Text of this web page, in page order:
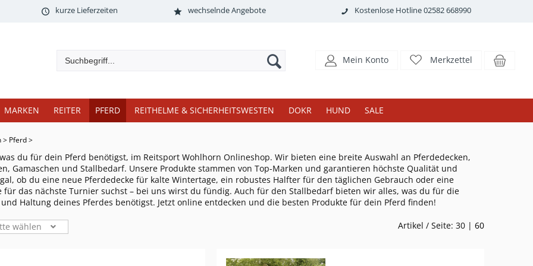
kurze Lieferzeiten wechselnde Angebote Kostenlose Hotline 02582 668990
Mein Konto Merkzettel
MARKEN REITER PFERD REITHELME & SICHERHEITSWESTEN DOKR HUND SALE
> Pferd>
du für dein Pferd benötigst, im Reitsport Wohlhorn Onlineshop. Wir bieten eine breite Auswahl an Pferdedecken,
Gamaschen und Stallbedarf. Unsere Produkte stammen von Top-Marken und garantieren höchste Qualität und
ob du eine neue Pferdedecke für kalte Wintertage, ein robustes Halfter für den täglichen Gebrauch oder eine
für das nächste Turnier suchst – bei uns wirst du fündig. Auch für den Stallbedarf bieten wir alles, was du für die
Haltung deines Pferdes benötigst. Jetzt online entdecken und die besten Produkte für dein Pferd finden!
wählen Artikel / Seite: 30 | 60